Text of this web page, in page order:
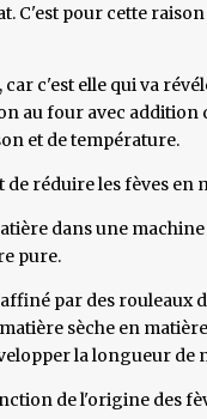
C'est pour cette
car c'est elle qui va
au four avec addition
et de température.
de réduire les fèves en
dans une
pure.
par des rouleaux
sèche en
la longueur de
de l'origine des